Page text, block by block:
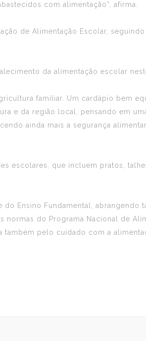
com alimentação”, afirma.
de Alimentação Escolar,
da alimentação escolar
familiar. Um cardápio bem
e da região local, pensando em
ainda mais a segurança
escolares, que incluem pratos,
Ensino Fundamental, abrangendo
do Programa Nacional de
pelo cuidado com a